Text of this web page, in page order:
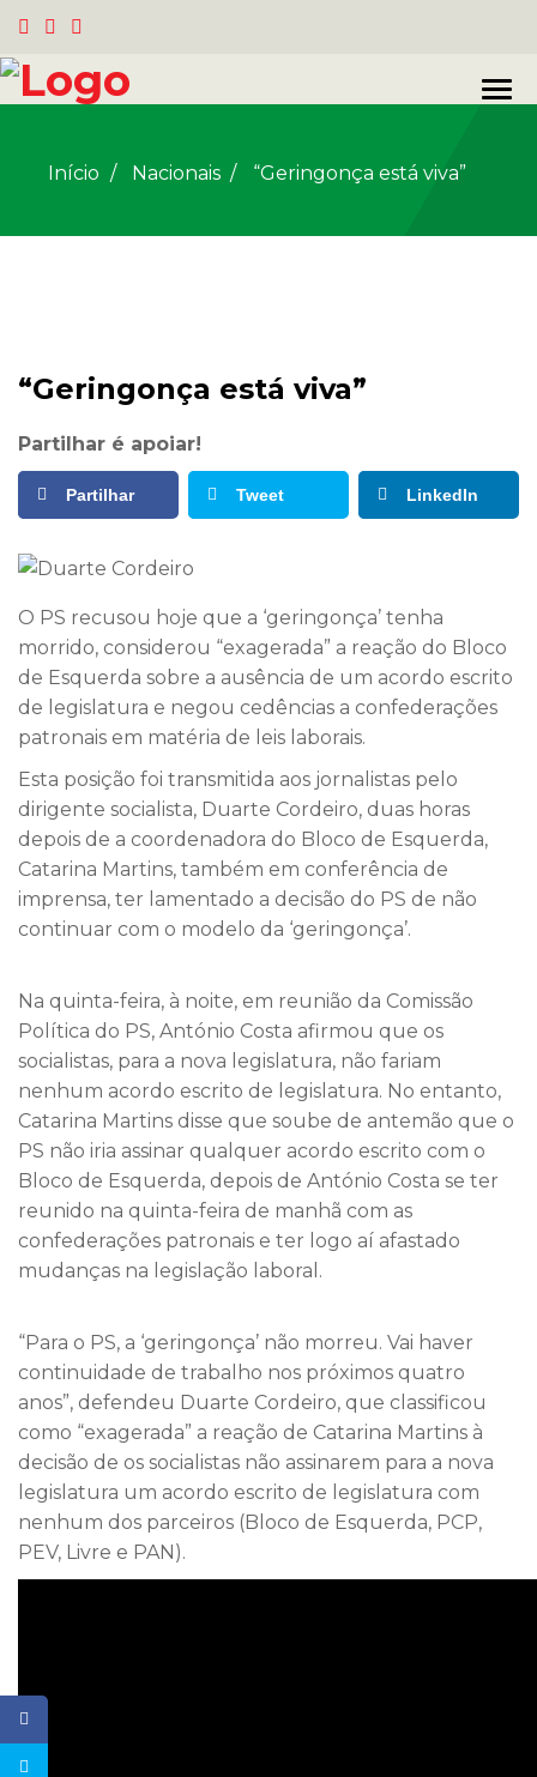
Início Nacionais / “Geringonça está viva”
“Geringonça está viva”
Partilhar é apoiar!
Partilhar Tweet LinkedIn
O PS recusou hoje que a ‘geringonça’ tenha
morrido, considerou “exagerada” a reação do Bloco
de Esquerda sobre a ausência de um acordo escrito
de legislatura e negou cedências a confederações
patronais em matéria de leis laborais.
Esta posição foi transmitida aos jornalistas pelo
dirigente socialista, Duarte Cordeiro, duas horas
depois de a coordenadora do Bloco de Esquerda,
Catarina Martins, também em conferência de
imprensa, ter lamentado a decisão do PS de não
continuar com o modelo da ‘geringonça’.
Na quinta-feira, à noite, em reunião da Comissão
Política do PS, António Costa afirmou que os
socialistas, para a nova legislatura, não fariam
nenhum acordo escrito de legislatura. No entanto,
Catarina Martins disse que soube de antemão que o
PS não iria assinar qualquer acordo escrito com o
Bloco de Esquerda, depois de António Costa se ter
reunido na quinta-feira de manhã com as
confederações patronais e ter logo aí afastado
mudanças na legislação laboral.
“Para o PS, a ‘geringonça’ não morreu. Vai haver
continuidade de trabalho nos próximos quatro
anos”, defendeu Duarte Cordeiro, que classificou
como “exagerada” a reação de Catarina Martins à
decisão de os socialistas não assinarem para a nova
legislatura um acordo escrito de legislatura com
nenhum dos parceiros (Bloco de Esquerda, PCP,
PEV, Livre e PAN).